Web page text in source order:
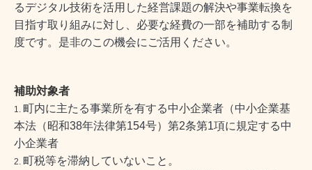
るデジタル技術を活用した経営課題の解決や事業転換を
目指す取り組みに対し、必要な経費の一部を補助する制
度です。是非のこの機会にご活用ください。
補助対象者
町内に主たる事業所を有する中小企業者（中小企業基
本法（昭和38年法律第154号）第2条第1項に規定する中
小企業者
町税等を滞納していないこと。